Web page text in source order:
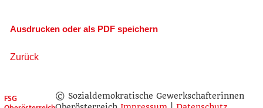
Ausdrucken oder als PDF speichern
Zurück
FSG
© Sozialdemokratische Gewerkschafterinnen